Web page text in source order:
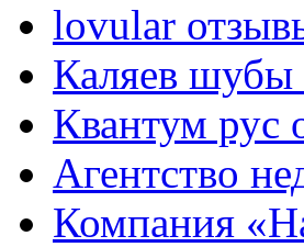
lovular
Каляев
Квантум рус
Агентство
Компания